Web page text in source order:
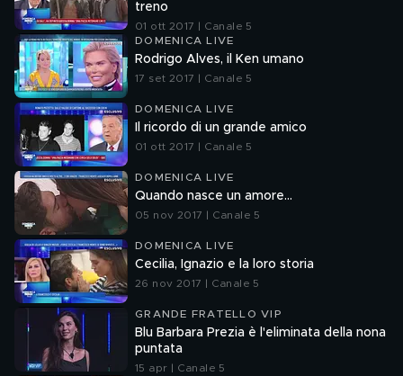
treno
01 ott 2017 | Canale 5
DOMENICA LIVE
Rodrigo Alves, il Ken umano
17 set 2017 | Canale 5
DOMENICA LIVE
Il ricordo di un grande amico
01 ott 2017 | Canale 5
DOMENICA LIVE
Quando nasce un amore...
05 nov 2017 | Canale 5
DOMENICA LIVE
Cecilia, Ignazio e la loro storia
26 nov 2017 | Canale 5
GRANDE FRATELLO VIP
Blu Barbara Prezia è l'eliminata della nona
puntata
15 apr | Canale 5